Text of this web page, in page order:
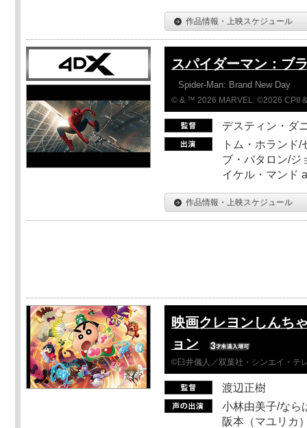
作品情報・上映スケジュール
スパイダーマン：ブ
Spider-Man: Brand New Day
© & ™ 2026 MARVEL. ©2026 CPII
デスティン・ダ
トム・ホランド
ブ・バタロン/ジ
イケル・マンド
作品情報・上映スケジュール
映画クレヨンしんち
ョン
©臼井儀人／双葉社・シンエイ・テ
渡辺正樹
小林由美子/なら
阪本（マユリカ